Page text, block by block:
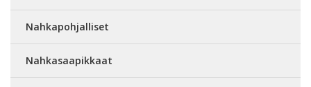
Nahkapohjalliset
Nahkasaapikkaat